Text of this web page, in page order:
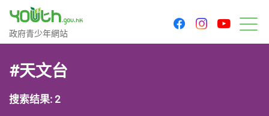
政府青少年网站
政府青少年網站
facebookinstagram
#天文台
搜索结果: 2